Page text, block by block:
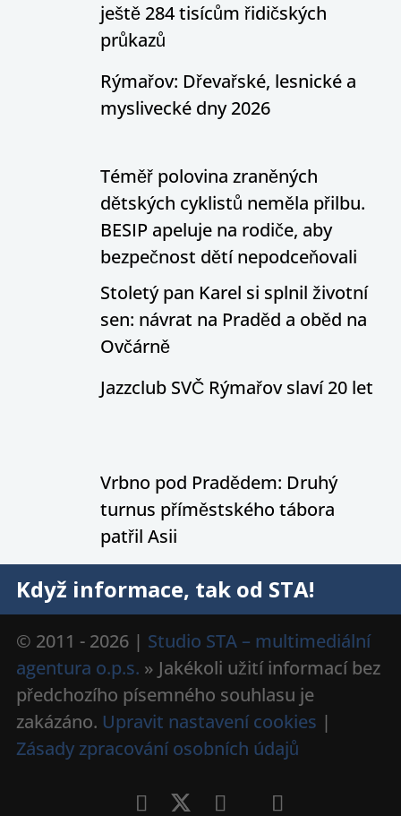
ještě 284 tisícům řidičských
průkazů
Rýmařov: Dřevařské, lesnické a
myslivecké dny 2026
Téměř polovina zraněných
dětských cyklistů neměla přilbu.
BESIP apeluje na rodiče, aby
bezpečnost dětí nepodceňovali
Stoletý pan Karel si splnil životní
sen: návrat na Praděd a oběd na
Ovčárně
Jazzclub SVČ Rýmařov slaví 20 let
Vrbno pod Pradědem: Druhý
turnus příměstského tábora
patřil Asii
Když informace, tak od STA!
© 2011 - 2026 | Studio STA – multimediální
agentura o.p.s. » Jakékoli užití informací bez
předchozího písemného souhlasu je
zakázáno. Upravit nastavení cookies |
Zásady zpracování osobních údajů